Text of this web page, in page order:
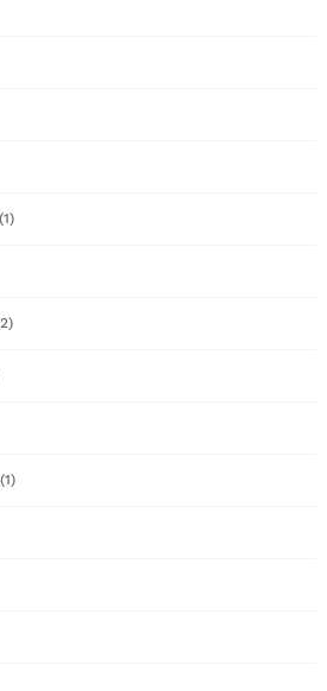
(1)
(1)